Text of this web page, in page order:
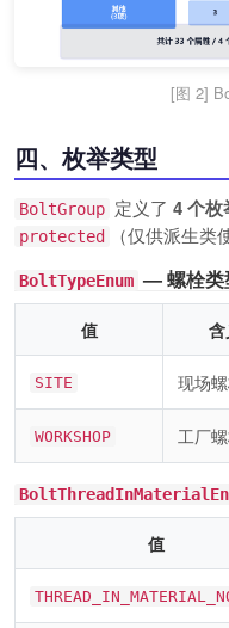
[图 2]
四、枚举类型
BoltGroup 定义了 4 个枚
protected （仅供派生类
BoltTypeEnum — 螺栓类
值 含
SITE 现场
WORKSHOP 工厂
值